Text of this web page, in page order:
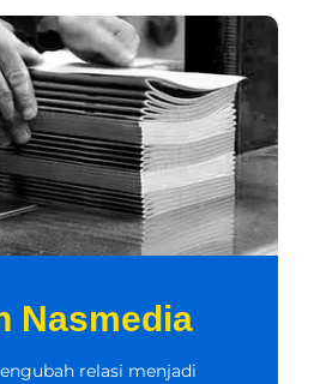
Nasmedia
relasi menjadi